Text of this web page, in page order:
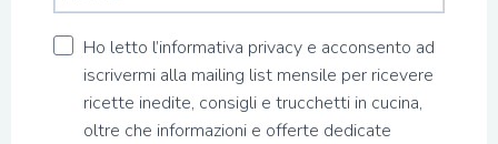
Ho letto l’informativa privacy e acconsento ad
iscrivermi alla mailing list mensile per ricevere
ricette inedite, consigli e trucchetti in cucina,
oltre che informazioni e offerte dedicate